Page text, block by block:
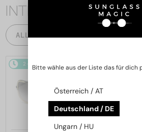
INTERESSIEREN
ALLE PRODUKTE
2-4 WERKTAGE 2-
Bitte wähle aus der Liste das für dich
Österreich / AT
Deutschland / DE
Ungarn / HU